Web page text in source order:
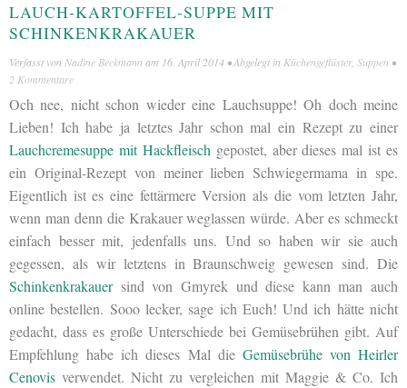
LAUCH-KARTOFFEL-SUPPE MIT
SCHINKENKRAKAUER
Verfasst von Nadine Beckmann am 16. April 2014 • Abgelegt in Küchengeflüster, Suppen •
2 Kommentare
Och nee, nicht schon wieder eine Lauchsuppe! Oh doch meine
Lieben! Ich habe ja letztes Jahr schon mal ein Rezept zu einer
Lauchcremesuppe mit Hackfleisch gepostet, aber dieses mal ist es
ein Original-Rezept von meiner lieben Schwiegermama in spe.
Eigentlich ist es eine fettärmere Version als die vom letzten Jahr,
wenn man denn die Krakauer weglassen würde. Aber es schmeckt
einfach besser mit, jedenfalls uns. Und so haben wir sie auch
gegessen, als wir letztens in Braunschweig gewesen sind. Die
Schinkenkrakauersind von Gmyrek und diese kann man auch
online bestellen. Sooo lecker, sage ich Euch! Und ich hätte nicht
gedacht, dass es große Unterschiede bei Gemüsebrühen gibt. Auf
Empfehlung habe ich dieses Mal die Gemüsebrühe von Heirler
Cenovis verwendet. Nicht zu vergleichen mit Maggie & Co. Ich